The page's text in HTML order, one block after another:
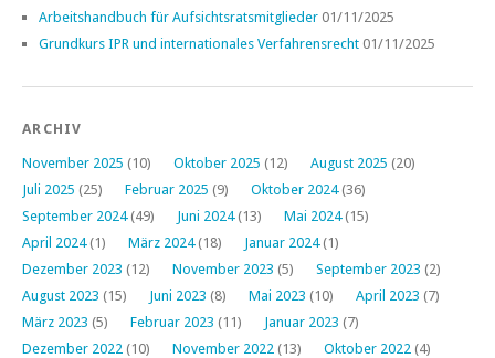
Arbeitshandbuch für Aufsichtsratsmitglieder 01/11/2025
Grundkurs IPR und internationales Verfahrensrecht 01/11/2025
ARCHIV
November 2025 (10) Oktober 2025 (12) August 2025 (20)
Juli 2025 (25) Februar 2025 (9) Oktober 2024(36)
September 2024(49) Juni 2024(13) Mai 2024(15)
April 2024(1) März 2024(18) Januar 2024(1)
Dezember 2023 (12) November 2023 (5) September 2023 (2)
August 2023 (15) Juni 2023 (8) Mai 2023 (10) April 2023 (7)
März 2023 (5) Februar 2023 (11) Januar 2023 (7)
Dezember 2022 (10) November 2022 (13) Oktober 2022 (4)